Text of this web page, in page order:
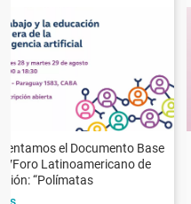
el Documento Base
Latinoamericano de
“Polímatas